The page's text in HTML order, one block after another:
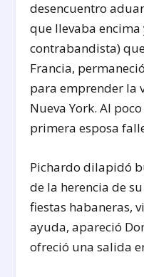
desencuentro
que llevaba
contrabandista)
Francia,
para emprender la
Nueva York. Al
primera esposa
Pichardo dilapidó
de la herencia de
fiestas habaneras,
ayuda, apareció
ofreció una salida